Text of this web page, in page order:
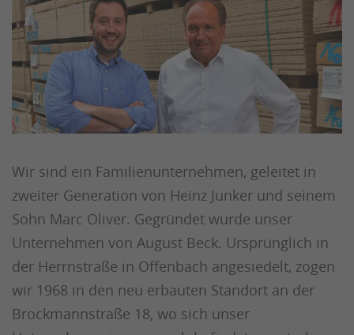
Wir sind ein Familienunternehmen, geleitet in
zweiter Generation von Heinz Junker und seinem
Sohn Marc Oliver. Gegründet wurde unser
Unternehmen von August Beck. Ursprünglich in
der Herrnstraße in Offenbach angesiedelt, zogen
wir 1968 in den neu erbauten Standort an der
Brockmannstraße 18, wo sich unser